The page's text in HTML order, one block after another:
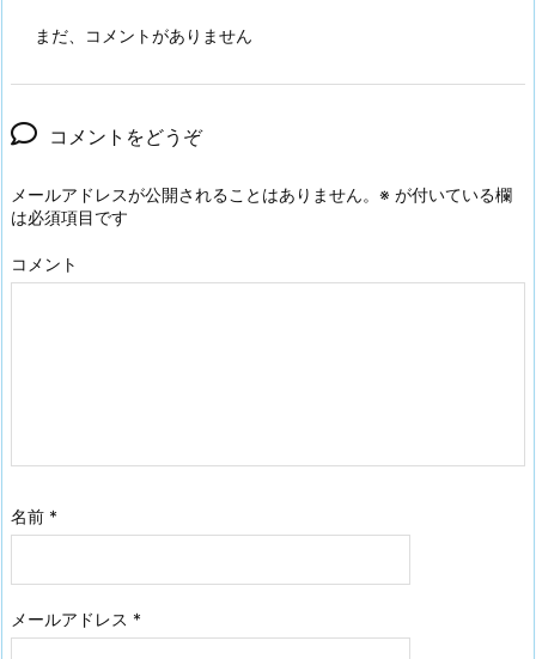
まだ、コメントがありません
コメントをどうぞ
メールアドレスが公開されることはありません。 ※ が付いている欄
は必須項目です
コメント
名前 *
メールアドレス *